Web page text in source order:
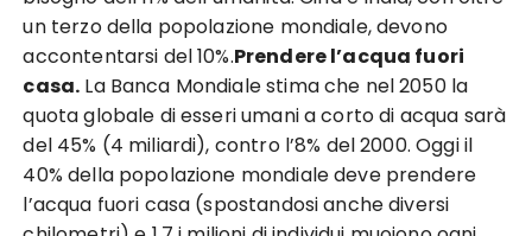
un terzo della popolazione mondiale, devono
accontentarsi del 10%.Prendere l’acqua fuori
casa. La Banca Mondiale stima che nel 2050 la
quota globale di esseri umani a corto di acqua sarà
del 45% (4 miliardi), contro l’8% del 2000. Oggi il
40% della popolazione mondiale deve prendere
l’acqua fuori casa (spostandosi anche diversi